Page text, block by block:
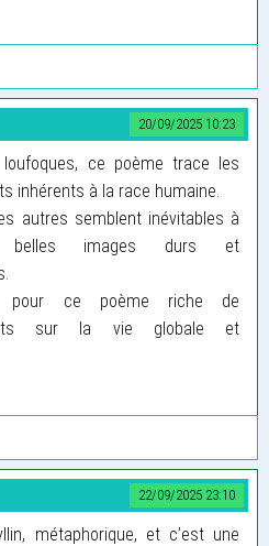
20/09/2025 10:23
ce poème trace les
inhérents à la race humaine.
autres semblent inévitables à
images durs et
pour ce poème riche de
sur la vie globale et
22/09/2025 23:10
métaphorique, et c’est une